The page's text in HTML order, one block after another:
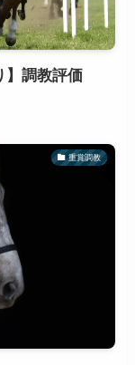
】調教評価
重賞調教